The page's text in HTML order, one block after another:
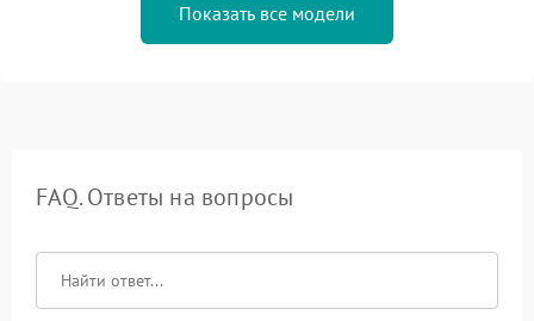
Показать все модели
FAQ. Ответы на вопросы